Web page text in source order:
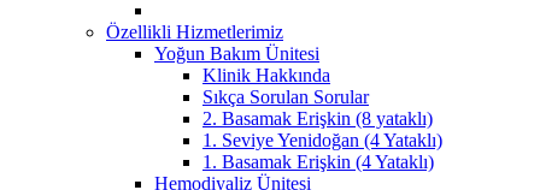
Özellikli Hizmetlerimiz
Yoğun Bakım Ünitesi
Klinik Hakkında
Sıkça Sorulan Sorular
2. Basamak Erişkin (8 yataklı)
1. Seviye Yenidoğan (4 Yataklı)
1. Basamak Erişkin (4 Yataklı)
Hemodiyaliz Ünitesi